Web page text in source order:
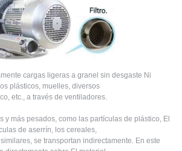
cargas ligeras a granel sin desgaste Ni
plásticos, muelles, diversos
etc., a través de ventiladores.
y más pesados, como las partículas de plástico, El
de aserrín, los cereales,
se transportan indirectamente. En este